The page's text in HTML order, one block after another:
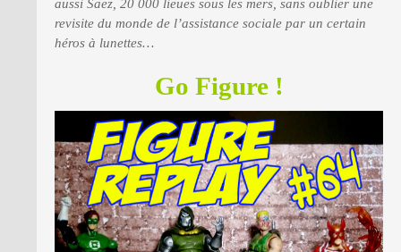
aussi Saez, 20 000 lieues sous les mers, sans oublier une
revisite du monde de l’assistance sociale par un certain
héros à lunettes…
Go Figure !